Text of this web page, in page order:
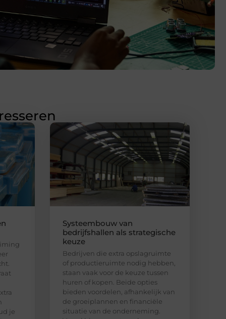
je
Systeembouw van
bedrijfshallen als strategische
keuze
Bedrijven die extra opslagruimte
of productieruimte nodig hebben,
staan vaak voor de keuze tussen
huren of kopen. Beide opties
bieden voordelen, afhankelijk van
de groeiplannen en financiële
situatie van de onderneming.